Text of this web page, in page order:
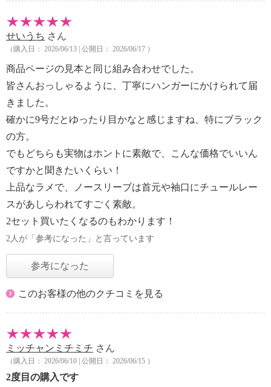
せいうち さん
（購入日： 2026/06/13 | 公開日： 2026/06/17 ）
商品ページの見本と同じ組み合わせでした。
皆さんおっしゃるように、丁寧にハンガーにかけられて届
きました。
確かに9号だとゆったり目かなと感じますね、特にブラック
の方。
でもどちらも実物はホントに素敵で、こんな価格でいいん
ですかと聞きたいくらい！
上品なラメで、ノースリーブは首元や袖口にチュールレー
スがあしらわれてすごく素敵。
2セット買いたくなるのもわかります！
2人が「参考になった」と言っています
参考になった
このお客様の他のクチコミを見る
ミッチャンミチミチ さん
（購入日： 2026/06/10 | 公開日： 2026/06/15 ）
2度目の購入です